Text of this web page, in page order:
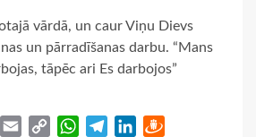
vārdā, un caur Viņu Dievs
un pārradīšanas darbu. “Mans
tāpēc ari Es darbojos”
Threads
Email
Copy
WhatsApp
TelegramLinkedIn